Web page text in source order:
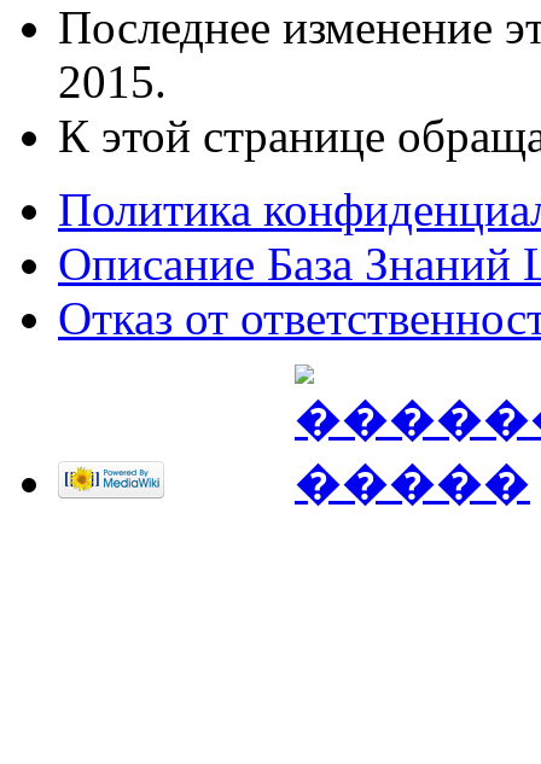
Последнее изменение
2015.
К этой странице
Политика
Описание База Знаний
Отказ от